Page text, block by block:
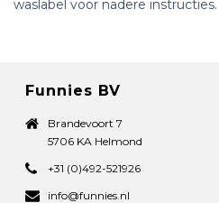
waslabel voor nadere instructies.
Funnies BV
Brandevoort 7
5706 KA Helmond
+31 (0)492-521926
info@funnies.nl